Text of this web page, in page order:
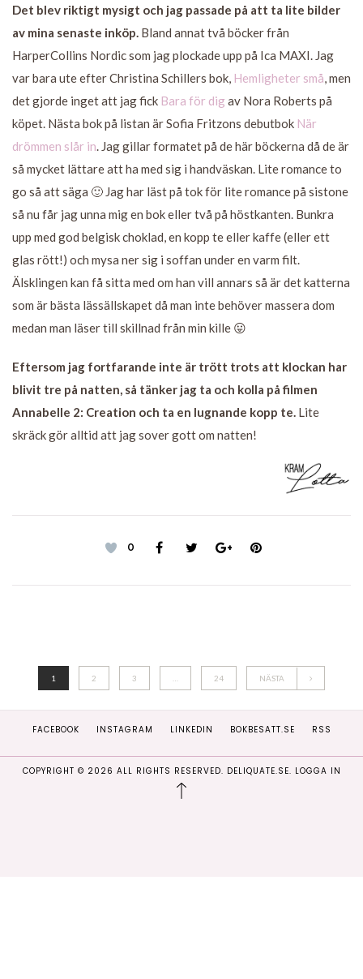
Det blev riktigt mysigt och jag passade på att ta lite bilder
av mina senaste inköp. Bland annat två böcker från
HarperCollins Nordic som jag plockade upp på Ica MAXI. Jag
var bara ute efter Christina Schillers bok, Hemligheter små, men
det gjorde inget att jag fick Bara för dig av Nora Roberts på
köpet. Nästa bok på listan är Sofia Fritzons debutbok När
drömmen slår in. Jag gillar formatet på de här böckerna då de är
så mycket lättare att ha med sig i handväskan. Lite romance to
go så att säga 🙂 Jag har läst på tok för lite romance på sistone
så nu får jag unna mig en bok eller två på höstkanten. Bunkra
upp med god belgisk choklad, en kopp te eller kaffe (eller ett
glas rött!) och mysa ner sig i soffan under en varm filt.
Älsklingen kan få sitta med om han vill annars så är det katterna
som är bästa lässällskapet då man inte behöver massera dom
medan man läser till skillnad från min kille 😛
Eftersom jag fortfarande inte är trött trots att klockan har
blivit tre på natten, så tänker jag ta och kolla på filmen
Annabelle 2: Creation och ta en lugnande kopp te. Lite
skräck gör alltid att jag sover gott om natten!
0
1 2 3 24 NÄSTA
FACEBOOK INSTAGRAM LINKEDIN BOKBESATT.SE RSS
COPYRIGHT © 2026 ALL RIGHTS RESERVED. DELIQUATE.SE. LOGGA IN